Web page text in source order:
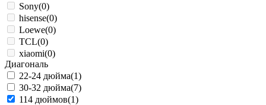
Sony(0)
hisense(0)
Loewe(0)
TCL(0)
xiaomi(0)
Диагональ
22-24 дюйма(1)
30-32 дюйма(7)
114 дюймов(1)